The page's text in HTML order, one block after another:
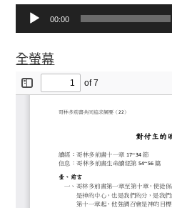
播
放
00:00
全螢幕